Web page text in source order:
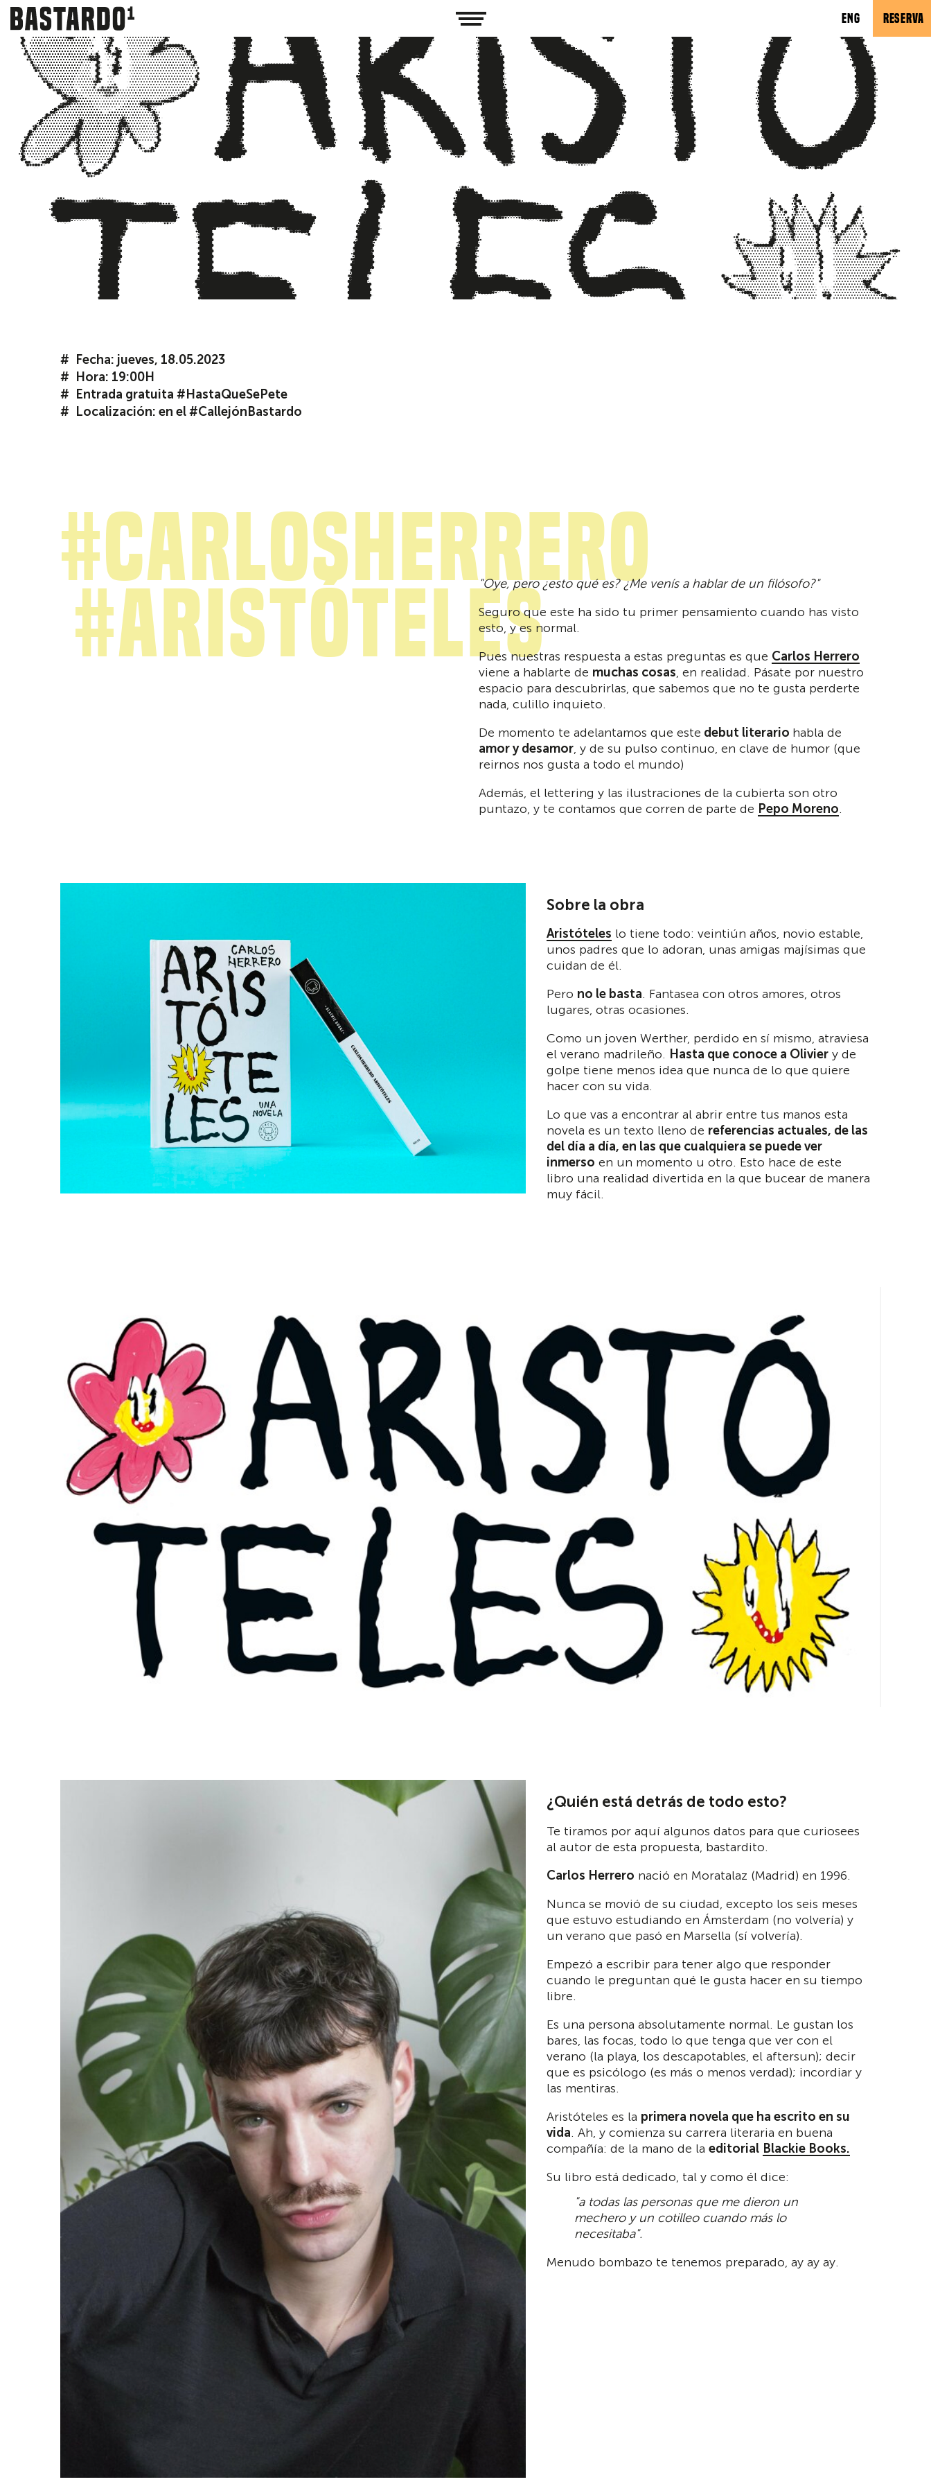
ENG RESERVA
Fecha: jueves, 18.05.2023
Hora: 19:00H
Entrada gratuita #HastaQueSePete
Localización: en el #CallejónBastardo
#CarlosHerrero
#Aristóteles"Oye, pero ¿esto qué es? ¿Me venís a hablar de un filósofo?"
Seguro que este ha sido tu primer pensamiento cuando has visto
esto, y es normal.
Pues nuestras respuesta a estas preguntas es que Carlos Herrero
viene a hablarte de muchas cosas, en realidad. Pásate por nuestro
espacio para descubrirlas, que sabemos que no te gusta perderte
nada, culillo inquieto.
De momento te adelantamos que este debut literario habla de
amor y desamor, y de su pulso continuo, en clave de humor (que
reirnos nos gusta a todo el mundo)
Además, el lettering y las ilustraciones de la cubierta son otro
puntazo, y te contamos que corren de parte de Pepo Moreno.
Sobre la obra
Aristóteles lo tiene todo: veintiún años, novio estable,
unos padres que lo adoran, unas amigas majísimas que
cuidan de él.
Pero no le basta. Fantasea con otros amores, otros
lugares, otras ocasiones.
Como un joven Werther, perdido en sí mismo, atraviesa
el verano madrileño. Hasta que conoce a Olivier y de
golpe tiene menos idea que nunca de lo que quiere
hacer con su vida.
Lo que vas a encontrar al abrir entre tus manos esta
novela es un texto lleno de referencias actuales, de las
del día a día, en las que cualquiera se puede ver
inmerso en un momento u otro. Esto hace de este
libro una realidad divertida en la que bucear de manera
muy fácil.
¿Quién está detrás de todo esto?
Te tiramos por aquí algunos datos para que curiosees
al autor de esta propuesta, bastardito.
Carlos Herrero nació en Moratalaz (Madrid) en 1996.
Nunca se movió de su ciudad, excepto los seis meses
que estuvo estudiando en Ámsterdam (no volvería) y
un verano que pasó en Marsella (sí volvería).
Empezó a escribir para tener algo que responder
cuando le preguntan qué le gusta hacer en su tiempo
libre.
Es una persona absolutamente normal. Le gustan los
bares, las focas, todo lo que tenga que ver con el
verano (la playa, los descapotables, el aftersun); decir
que es psicólogo (es más o menos verdad); incordiar y
las mentiras.
Aristóteles es la primera novela que ha escrito en su
vida. Ah, y comienza su carrera literaria en buena
compañía: de la mano de la editorial Blackie Books.
Su libro está dedicado, tal y como él dice:
"a todas las personas que me dieron un
mechero y un cotilleo cuando más lo
necesitaba".
Menudo bombazo te tenemos preparado, ay ay ay.